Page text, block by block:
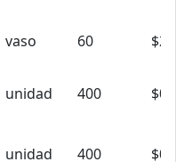
vaso 60
unidad 400
unidad 400